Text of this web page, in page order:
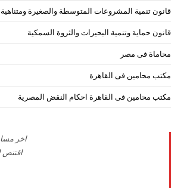
قانون تنمية المشروعات المتوسطة والصغيرة ومتناهية
قانون حماية وتنمية البحيرات والثروة السمكية
محاماة فى مصر
مكتب محامين فى القاهرة
مكتب محامين فى القاهرة احكام النقض المصرية
اخر
اقتنص